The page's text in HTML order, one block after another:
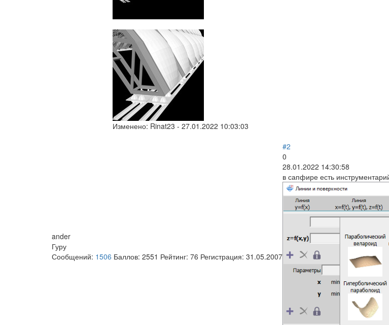
Изменено: Rinat23 - 27.01.2022 10:03:03
ander
Гуру
Сообщений: 1506 Баллов: 2551 Рейтинг: 76 Регистрация: 31.05.2007
#2
0
28.01.2022 14:30:58
в сапфире есть